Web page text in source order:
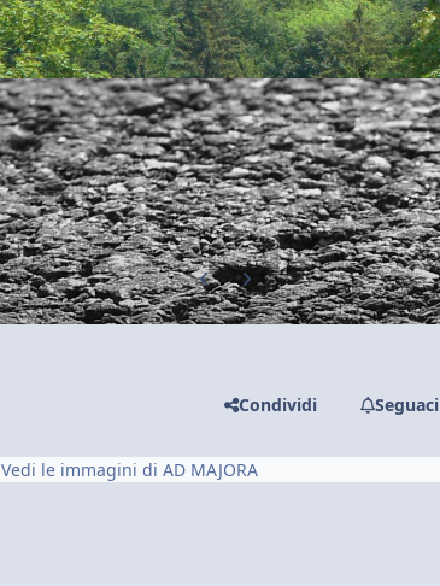
Previous carousel slide
Next carousel slide
Condividi Seguaci
Vedi le immagini di AD MAJORA